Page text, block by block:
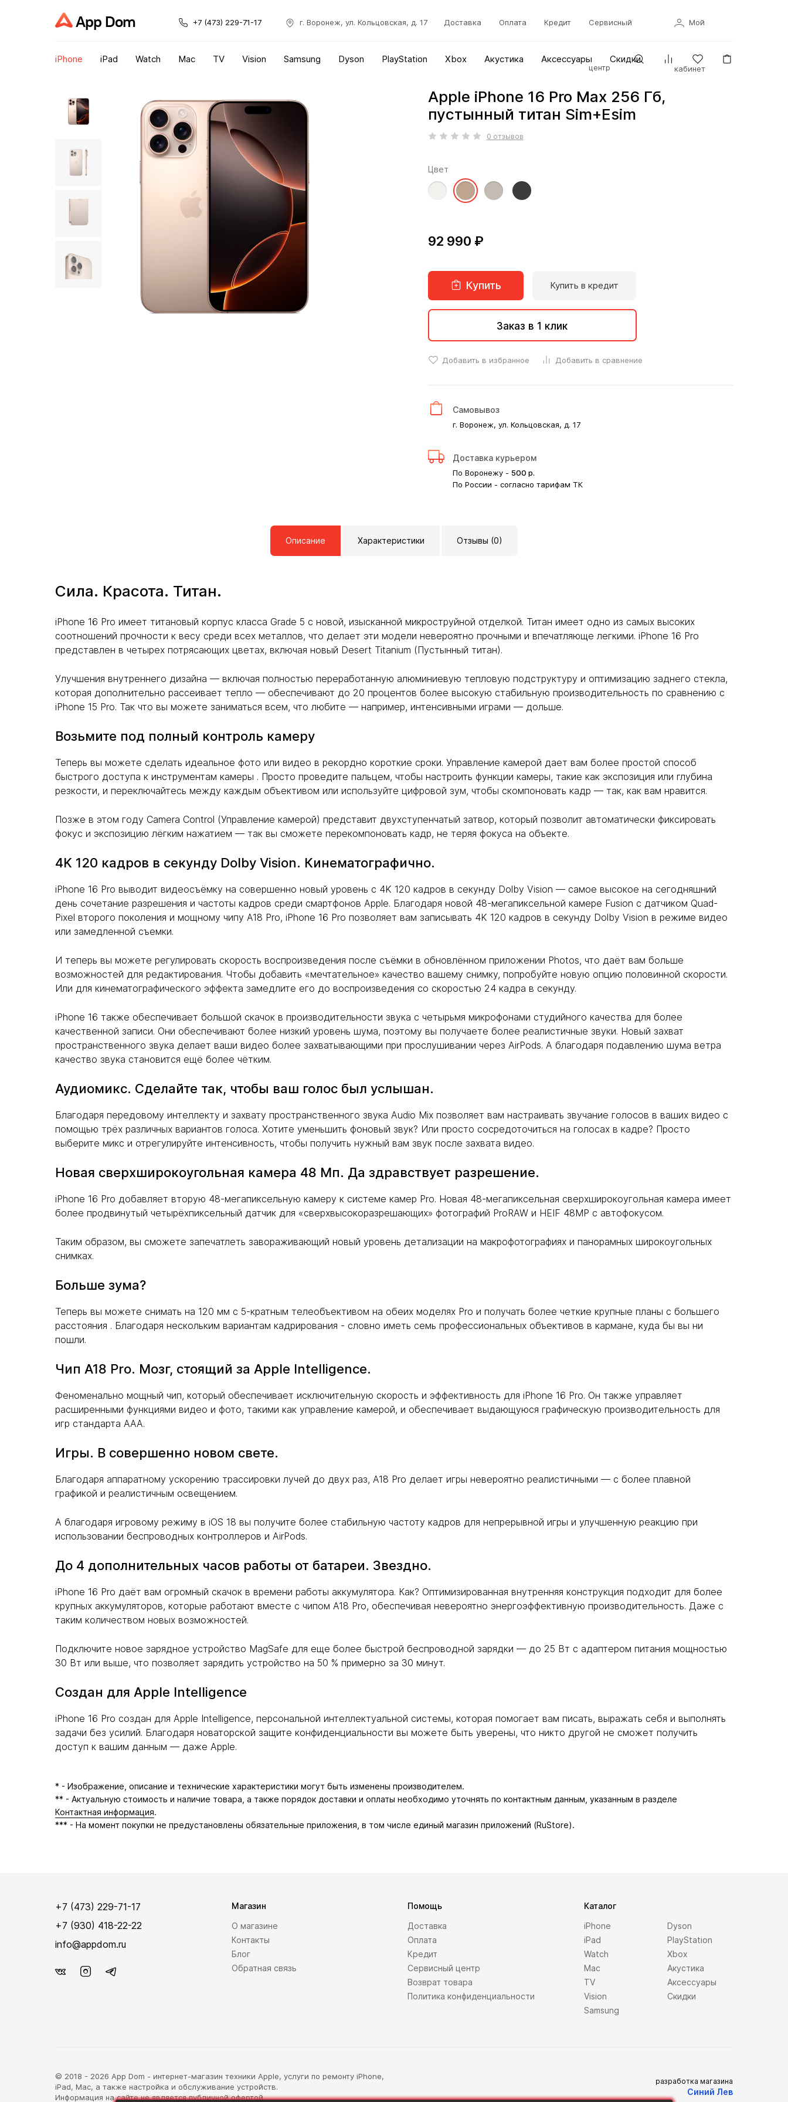
App Dom +7 (473) 229-71-17 г. Воронеж, ул. Кольцовская, д. 17 Доставка Оплата Кредит Сервисный
центр
Мой
кабинет
iPhone iPad Watch Mac TV Vision Samsung Dyson PlayStation Xbox Акустика Аксессуары Скидки
Apple iPhone 16 Pro Max 256 Гб,
пустынный титан Sim+Esim
0 отзывов
Цвет
92 990 ₽
Купить Купить в кредит
Заказ в 1 клик
Добавить в избранное Добавить в сравнение
Самовывоз
г. Воронеж, ул. Кольцовская, д. 17
Доставка курьером
По Воронежу - 500 р.
По России - согласно тарифам ТК
Описание Характеристики Отзывы (0)
Сила. Красота. Титан.
iPhone 16 Pro имеет титановый корпус класса Grade 5 с новой, изысканной микроструйной отделкой. Титан имеет одно из самых высоких
соотношений прочности к весу среди всех металлов, что делает эти модели невероятно прочными и впечатляюще легкими. iPhone 16 Pro
представлен в четырех потрясающих цветах, включая новый Desert Titanium (Пустынный титан).
Улучшения внутреннего дизайна — включая полностью переработанную алюминиевую тепловую подструктуру и оптимизацию заднего стекла,
которая дополнительно рассеивает тепло — обеспечивают до 20 процентов более высокую стабильную производительность по сравнению с
iPhone 15 Pro. Так что вы можете заниматься всем, что любите — например, интенсивными играми — дольше.
Возьмите под полный контроль камеру
Теперь вы можете сделать идеальное фото или видео в рекордно короткие сроки. Управление камерой дает вам более простой способ
быстрого доступа к инструментам камеры . Просто проведите пальцем, чтобы настроить функции камеры, такие как экспозиция или глубина
резкости, и переключайтесь между каждым объективом или используйте цифровой зум, чтобы скомпоновать кадр — так, как вам нравится.
Позже в этом году Camera Control (Управление камерой) представит двухступенчатый затвор, который позволит автоматически фиксировать
фокус и экспозицию лёгким нажатием — так вы сможете перекомпоновать кадр, не теряя фокуса на объекте.
4K 120 кадров в секунду Dolby Vision. Кинематографично.
iPhone 16 Pro выводит видеосъёмку на совершенно новый уровень с 4K 120 кадров в секунду Dolby Vision — самое высокое на сегодняшний
день сочетание разрешения и частоты кадров среди смартфонов Apple. Благодаря новой 48-мегапиксельной камере Fusion с датчиком Quad-
Pixel второго поколения и мощному чипу A18 Pro, iPhone 16 Pro позволяет вам записывать 4K 120 кадров в секунду Dolby Vision в режиме видео
или замедленной съемки.
И теперь вы можете регулировать скорость воспроизведения после съёмки в обновлённом приложении Photos, что даёт вам больше
возможностей для редактирования. Чтобы добавить «мечтательное» качество вашему снимку, попробуйте новую опцию половинной скорости.
Или для кинематографического эффекта замедлите его до воспроизведения со скоростью 24 кадра в секунду.
iPhone 16 также обеспечивает большой скачок в производительности звука с четырьмя микрофонами студийного качества для более
качественной записи. Они обеспечивают более низкий уровень шума, поэтому вы получаете более реалистичные звуки. Новый захват
пространственного звука делает ваши видео более захватывающими при прослушивании через AirPods. А благодаря подавлению шума ветра
качество звука становится ещё более чётким.
Аудиомикс. Сделайте так, чтобы ваш голос был услышан.
Благодаря передовому интеллекту и захвату пространственного звука Audio Mix позволяет вам настраивать звучание голосов в ваших видео с
помощью трёх различных вариантов голоса. Хотите уменьшить фоновый звук? Или просто сосредоточиться на голосах в кадре? Просто
выберите микс и отрегулируйте интенсивность, чтобы получить нужный вам звук после захвата видео.
Новая сверхширокоугольная камера 48 Мп. Да здравствует разрешение.
iPhone 16 Pro добавляет вторую 48-мегапиксельную камеру к системе камер Pro. Новая 48-мегапиксельная сверхширокоугольная камера имеет
более продвинутый четырёхпиксельный датчик для «сверхвысокоразрешающих» фотографий ProRAW и HEIF 48MP с автофокусом.
Таким образом, вы сможете запечатлеть завораживающий новый уровень детализации на макрофотографиях и панорамных широкоугольных
снимках.
Больше зума?
Теперь вы можете снимать на 120 мм с 5-кратным телеобъективом на обеих моделях Pro и получать более четкие крупные планы с большего
расстояния . Благодаря нескольким вариантам кадрирования - словно иметь семь профессиональных объективов в кармане, куда бы вы ни
пошли.
Чип A18 Pro. Мозг, стоящий за Apple Intelligence.
Феноменально мощный чип, который обеспечивает исключительную скорость и эффективность для iPhone 16 Pro. Он также управляет
расширенными функциями видео и фото, такими как управление камерой, и обеспечивает выдающуюся графическую производительность для
игр стандарта AAA.
Игры. В совершенно новом свете.
Благодаря аппаратному ускорению трассировки лучей до двух раз, A18 Pro делает игры невероятно реалистичными — с более плавной
графикой и реалистичным освещением.
А благодаря игровому режиму в iOS 18 вы получите более стабильную частоту кадров для непрерывной игры и улучшенную реакцию при
использовании беспроводных контроллеров и AirPods.
До 4 дополнительных часов работы от батареи. Звездно.
iPhone 16 Pro даёт вам огромный скачок в времени работы аккумулятора. Как? Оптимизированная внутренняя конструкция подходит для более
крупных аккумуляторов, которые работают вместе с чипом A18 Pro, обеспечивая невероятно энергоэффективную производительность. Даже с
таким количеством новых возможностей.
Подключите новое зарядное устройство MagSafe для еще более быстрой беспроводной зарядки — до 25 Вт с адаптером питания мощностью
30 Вт или выше, что позволяет зарядить устройство на 50 % примерно за 30 минут.
Создан для Apple Intelligence
iPhone 16 Pro создан для Apple Intelligence, персональной интеллектуальной системы, которая помогает вам писать, выражать себя и выполнять
задачи без усилий. Благодаря новаторской защите конфиденциальности вы можете быть уверены, что никто другой не сможет получить
доступ к вашим данным — даже Apple.
* - Изображение, описание и технические характеристики могут быть изменены производителем.
** - Актуальную стоимость и наличие товара, а также порядок доставки и оплаты необходимо уточнять по контактным данным, указанным в разделе
Контактная информация.
*** - На момент покупки не предустановлены обязательные приложения, в том числе единый магазин приложений (RuStore).
+7 (473) 229-71-17
+7 (930) 418-22-22
info@appdom.ru
Магазин
О магазине
Контакты
Блог
Обратная связь
Помощь
Доставка
Оплата
Кредит
Сервисный центр
Возврат товара
Политика конфиденциальности
Каталог
iPhone
iPad
Watch
Mac
TV
Vision
Samsung
Dyson
PlayStation
Xbox
Акустика
Аксессуары
Скидки
© 2018 - 2026 App Dom - интернет-магазин техники Apple, услуги по ремонту iPhone,
iPad, Mac, а также настройка и обслуживание устройств.
Информация на сайте не является публичной офертой.
разработка магазина
Синий Лев